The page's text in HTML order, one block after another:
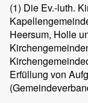
(1) Die Ev.-luth.
Heersum, Holle
Erfüllung von